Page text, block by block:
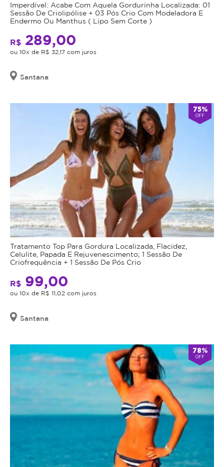
Imperdível: Acabe Com Aquela Gordurinha Localizada: 01
Sessão De Criolipólise + 03 Pós Crio Com Modeladora E
Endermo Ou Manthus ( Lipo Sem Corte )
R$ 289,00
ou 10x de R$ 32,17 com juros
Santana
75%
OFF
Tratamento Top Para Gordura Localizada, Flacidez,
Celulite, Papada E Rejuvenescimento; 1 Sessão De
Criofrequência + 1 Sessão De Pós Crio
R$ 99,00
ou 10x de R$ 11,02 com juros
Santana
78%
OFF